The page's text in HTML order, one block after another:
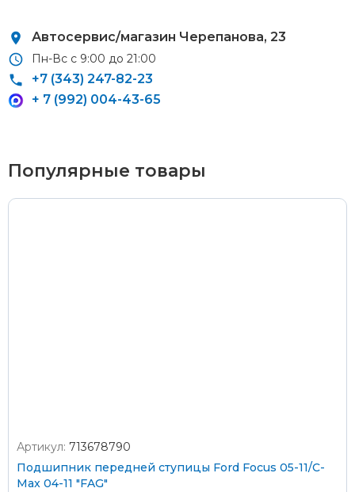
Автосервис/магазин Черепанова, 23
Пн-Вс с 9:00 до 21:00
+7 (343) 247-82-23
+ 7 (992) 004-43-65
Доставка в удаленные районы (Березовский, Горный
Щит, Кольцово, Большой Исток, Исток, Химмаш,
Верхняя Пышма, Арамиль, Шувакиш) –
Стоимость доставки Почтой России –
С помощью карты рассрочки Халва
Популярные товары
Артикул: 713678790
Подшипник передней ступицы Ford Focus 05-11/C-
Max 04-11 "FAG"